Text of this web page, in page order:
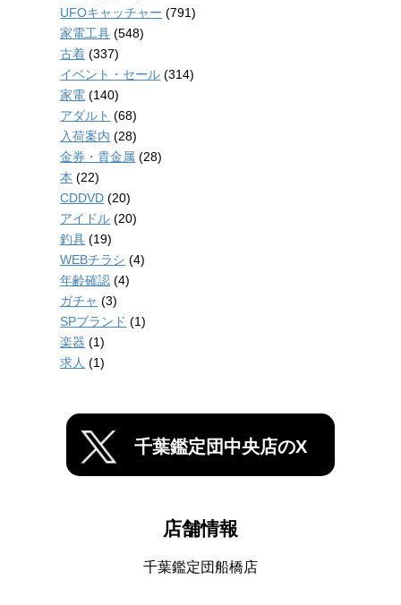
UFOキャッチャー (791)
家電工具 (548)
古着 (337)
イベント・セール (314)
家電 (140)
アダルト (68)
入荷案内 (28)
金券・貴金属 (28)
本 (22)
CDDVD (20)
アイドル (20)
釣具 (19)
WEBチラシ (4)
年齢確認 (4)
ガチャ (3)
SPブランド (1)
楽器 (1)
求人 (1)
千葉鑑定団中央店のX
店舗情報
千葉鑑定団船橋店